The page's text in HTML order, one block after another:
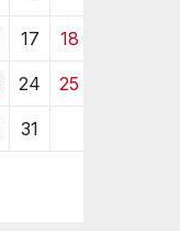
17 18
24 25
31